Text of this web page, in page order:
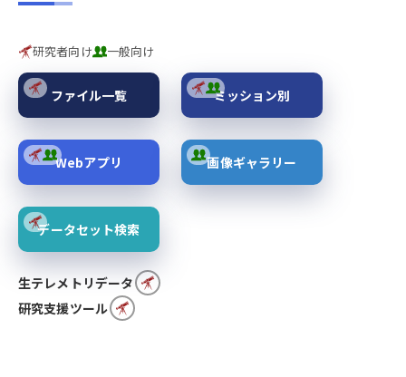
研究者向け 一般向け
ファイル一覧 ミッション別
Webアプリ 画像ギャラリー
データセット検索
生テレメトリデータ
研究支援ツール